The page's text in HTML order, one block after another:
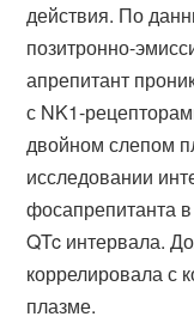
действия. По
позитронно-
апрепитант
с NK1-
двойном слепом
исследовании
фосапрепитанта
QTc интервала.
коррелировала с
плазме.